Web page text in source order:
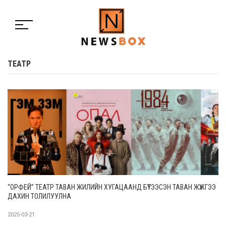
ТЕАТР
“ОРФЕЙ” ТЕАТР ТАВАН ЖИЛИЙН ХУГАЦААНД БҮТЭЭСЭН ТАВАН ЖҮЖГЭЭ
ДАХИН ТОЛИЛУУЛНА
2025-03-21